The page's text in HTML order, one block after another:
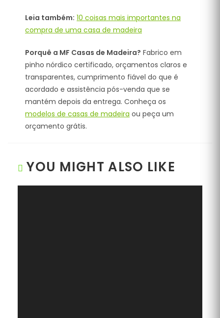
Leia também: 10 coisas mais importantes na
compra de uma casa de madeira
Porquê a MF Casas de Madeira? Fabrico em
pinho nórdico certificado, orçamentos claros e
transparentes, cumprimento fiável do que é
acordado e assistência pós-venda que se
mantém depois da entrega. Conheça os
modelos de casas de madeira ou peça um
orçamento grátis.
YOU MIGHT ALSO LIKE